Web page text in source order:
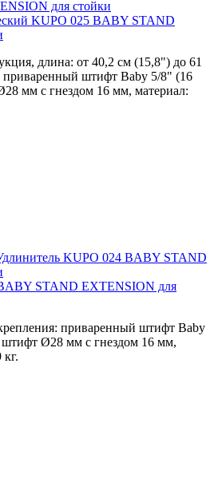
KUPO 025 BABY STAND
длина: от 40,2 см (15,8") до 61
приваренный штифт Baby 5/8" (16
мм с гнездом 16 мм, материал:
STAND EXTENSION для
приваренный штифт Baby
Ø28 мм с гнездом 16 мм,
кг.